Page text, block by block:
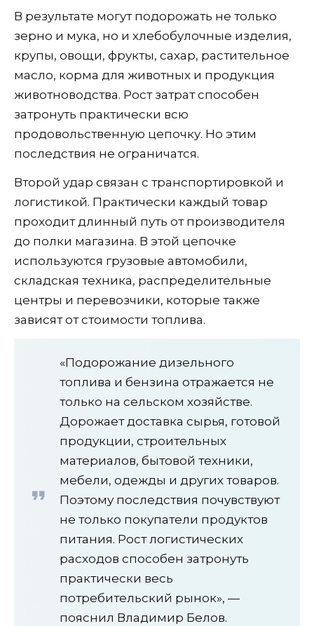
В результате могут подорожать не только
зерно и мука, но и хлебобулочные изделия,
крупы, овощи, фрукты, сахар, растительное
масло, корма для животных и продукция
животноводства. Рост затрат способен
затронуть практически всю
продовольственную цепочку. Но этим
последствия не ограничатся.
Второй удар связан с транспортировкой и
логистикой. Практически каждый товар
проходит длинный путь от производителя
до полки магазина. В этой цепочке
используются грузовые автомобили,
складская техника, распределительные
центры и перевозчики, которые также
зависят от стоимости топлива.
«Подорожание дизельного
топлива и бензина отражается не
только на сельском хозяйстве.
Дорожает доставка сырья, готовой
продукции, строительных
материалов, бытовой техники,
мебели, одежды и других товаров.
Поэтому последствия почувствуют
не только покупатели продуктов
питания. Рост логистических
расходов способен затронуть
практически весь
потребительский рынок», —
пояснил Владимир Белов.